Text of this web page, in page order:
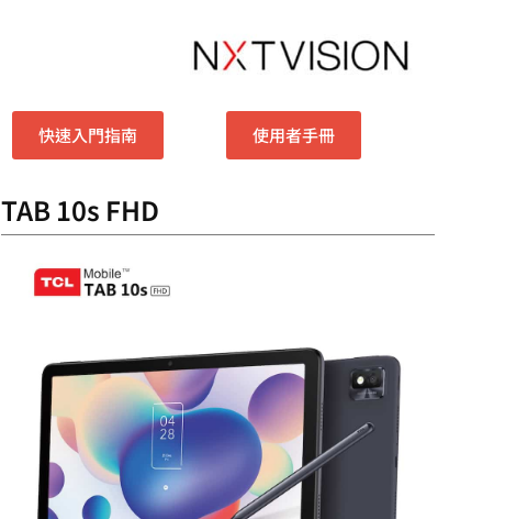
快速入門指南 使用者手冊
TAB 10s FHD